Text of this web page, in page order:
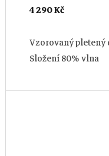
4 290 Kč
Vzorovaný pletený
Složení 80% vlna